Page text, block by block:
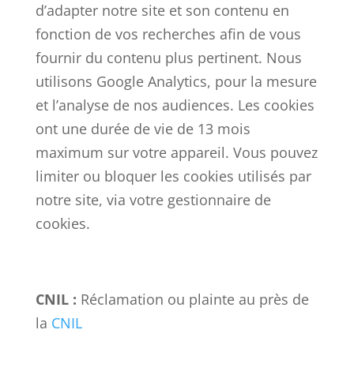
d’adapter notre site et son contenu en
fonction de vos recherches afin de vous
fournir du contenu plus pertinent. Nous
utilisons Google Analytics, pour la mesure
et l’analyse de nos audiences. Les cookies
ont une durée de vie de 13 mois
maximum sur votre appareil. Vous pouvez
limiter ou bloquer les cookies utilisés par
notre site, via votre gestionnaire de
cookies.
CNIL : Réclamation ou plainte au près de
la CNIL